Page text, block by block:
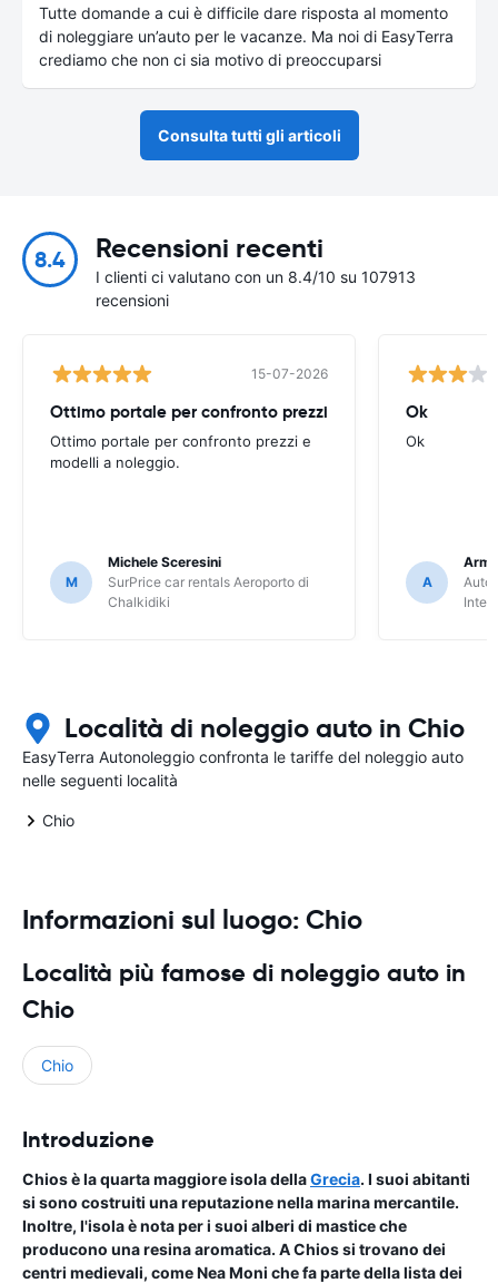
Tutte domande a cui è difficile dare risposta al momento
di noleggiare un’auto per le vacanze. Ma noi di EasyTerra
crediamo che non ci sia motivo di preoccuparsi
Consulta tutti gli articoli
8.4 Recensioni recenti
I clienti ci valutano con un 8.4/10 su 107913
recensioni
15-07-2026
Ottimo portale per confronto prezzi
Ottimo portale per confronto prezzi e
modelli a noleggio.
M
Michele Sceresini
SurPrice car rentals Aeroporto di
Chalkidiki
Ok
Ok
A
Località di noleggio auto in Chio
EasyTerra Autonoleggio confronta le tariffe del noleggio auto
nelle seguenti località
Chio
Informazioni sul luogo: Chio
Località più famose di noleggio auto in
Chio
Chio
Introduzione
Chios è la quarta maggiore isola dellaGrecia. I suoi abitanti
si sono costruiti una reputazione nella marina mercantile.
Inoltre, l'isola è nota per i suoi alberi di mastice che
producono una resina aromatica. A Chios si trovano dei
centri medievali, come Nea Moni che fa parte della lista dei